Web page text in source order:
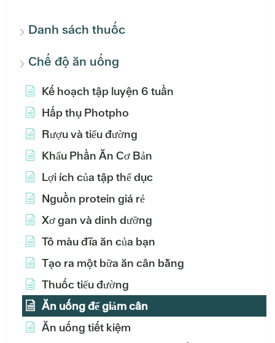
Danh sách thuốc
Chế độ ăn uống
Kế hoạch tập luyện 6 tuần
Hấp thụ Photpho
Rượu và tiểu đường
Khẩu Phần Ăn Cơ Bản
Lợi ích của tập thể dục
Nguồn protein giá rẻ
Xơ gan và dinh dưỡng
Tô màu đĩa ăn của bạn
Tạo ra một bữa ăn cân bằng
Thuốc tiểu đường
Ăn uống để giảm cân
Ăn uống tiết kiệm